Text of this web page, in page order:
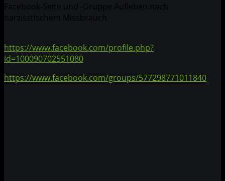
Facebook-Seite und -Gruppe Aufleben nach
narzisstischem Missbrauch
https://www.facebook.com/profile.php?
id=100090702551080
https://www.facebook.com/groups/577298771011840